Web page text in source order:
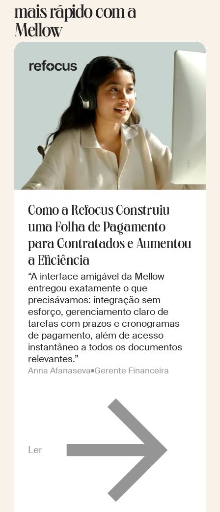
mais rápido com a
Mellow
Como a Refocus Construiu
uma Folha de Pagamento
para Contratados e Aumentou
a Eficiência
“A interface amigável da Mellow
entregou exatamente o que
precisávamos: integração sem
esforço, gerenciamento claro de
tarefas com prazos e cronogramas
de pagamento, além de acesso
instantâneo a todos os documentos
relevantes.”
Anna Afanaseva Gerente Financeira
Ler